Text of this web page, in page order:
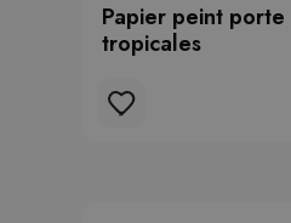
Papier peint porte
tropicales